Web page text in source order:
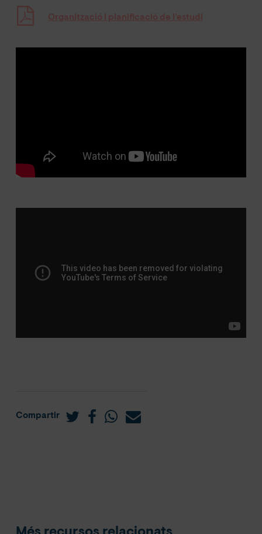
Organització i planificació de l’estudi
Compartir